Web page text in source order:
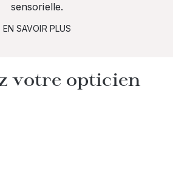
sensorielle.
EN SAVOIR PLUS
votre opticien